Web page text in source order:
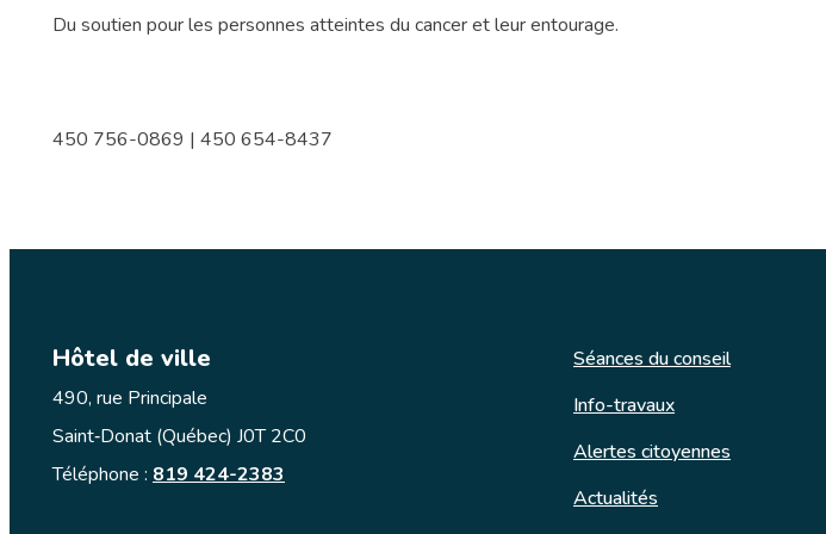
Du soutien pour les personnes atteintes du cancer et leur entourage.
450 756-0869 | 450 654-8437
Hôtel de ville
490, rue Principale
Saint‑Donat (Québec) J0T 2C0
Téléphone : 819 424-2383
Séances du conseil
Info-travaux
Alertes citoyennes
Actualités